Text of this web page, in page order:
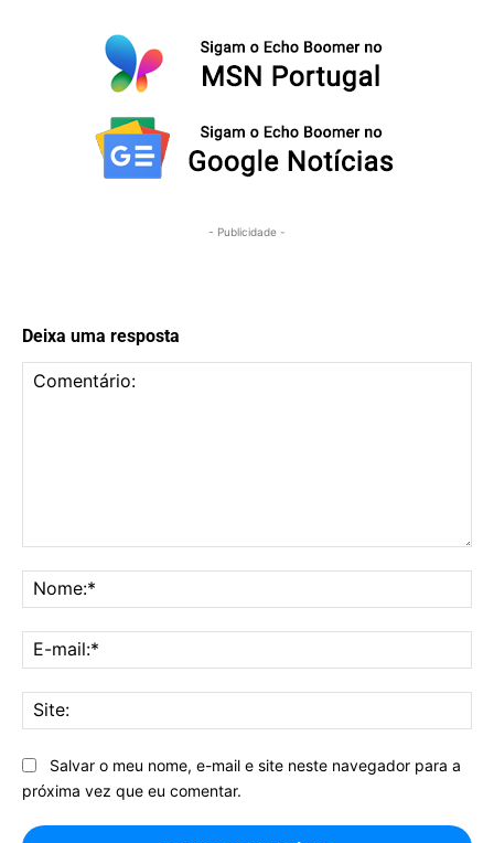
- Publicidade -
Deixa uma resposta
Salvar o meu nome, e-mail e site neste navegador para a
próxima vez que eu comentar.